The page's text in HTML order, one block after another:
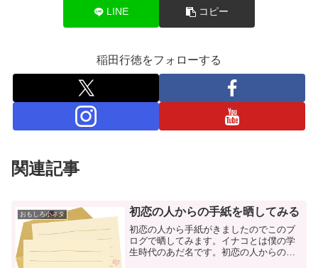
LINE コピー
稲田行徳をフォローする
関連記事
おもしろ小ネタ 初恋の人からの手紙を晒してみる
初恋の人から手紙がきましたのでこのブ
ログで晒してみます。イナコとは僕の学
生時代のあだ名です。初恋の人からの手